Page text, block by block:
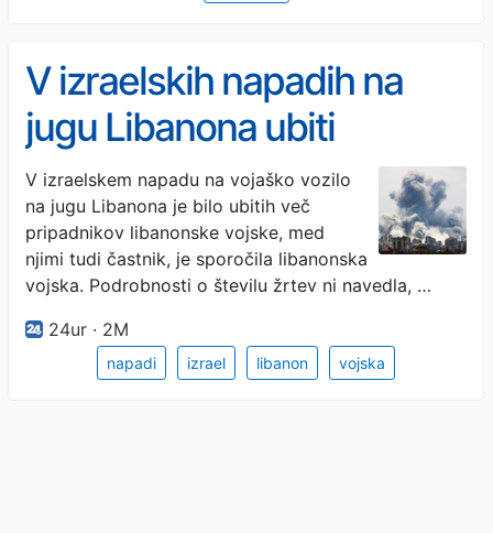
V izraelskih napadih na
jugu Libanona ubiti
pripadniki libanonske
vojske
V izraelskem napadu na vojaško vozilo
na jugu Libanona je bilo ubitih več
pripadnikov libanonske vojske, med
njimi tudi častnik, je sporočila libanonska
vojska. Podrobnosti o številu žrtev ni navedla, …
24ur · 2M
napadi izrael libanon vojska